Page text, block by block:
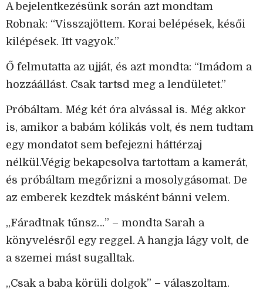
A bejelentkezésünk során azt mondtam
Robnak: “Visszajöttem. Korai belépések, késői
kilépések. Itt vagyok.”
Ő felmutatta az ujját, és azt mondta: “Imádom a
hozzáállást. Csak tartsd meg a lendületet.”
Próbáltam. Még két óra alvással is. Még akkor
is, amikor a babám kólikás volt, és nem tudtam
egy mondatot sem befejezni háttérzaj
nélkül.Végig bekapcsolva tartottam a kamerát,
és próbáltam megőrizni a mosolygásomat. De
az emberek kezdtek másként bánni velem.
„Fáradtnak tűnsz…” – mondta Sarah a
könyvelésről egy reggel. A hangja lágy volt, de
a szemei mást sugalltak.
„Csak a baba körüli dolgok” – válaszoltam.